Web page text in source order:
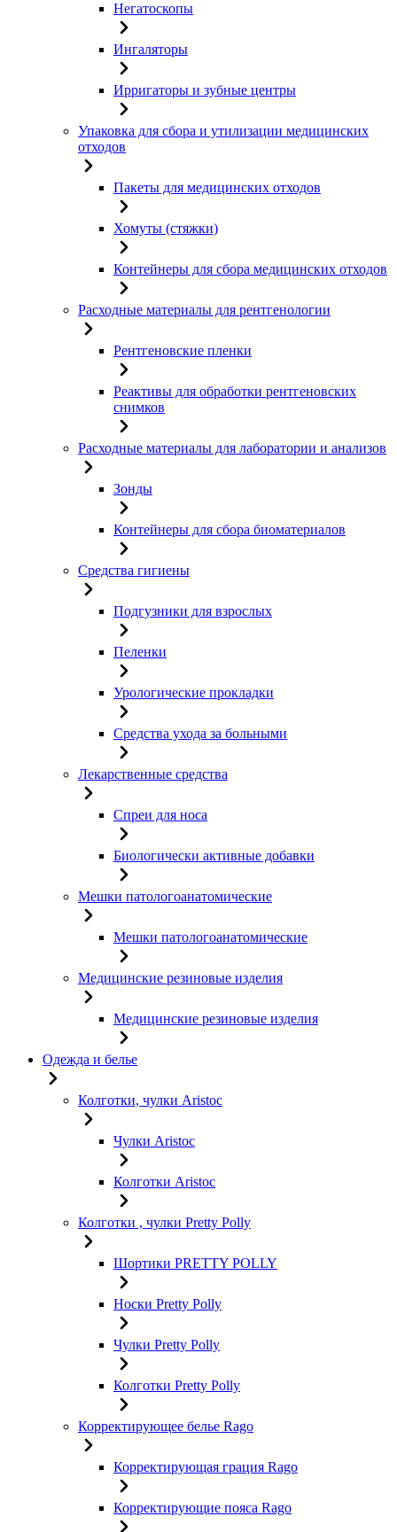
Негатоскопы
Ингаляторы
Ирригаторы и зубные центры
Упаковка для сбора и утилизации медицинских
отходов
Пакеты для медицинских отходов
Хомуты (стяжки)
Контейнеры для сбора медицинских отходов
Расходные материалы для рентгенологии
Рентгеновские пленки
Реактивы для обработки рентгеновских
снимков
Расходные материалы для лаборатории и анализов
Зонды
Контейнеры для сбора биоматериалов
Средства гигиены
Подгузники для взрослых
Пеленки
Урологические прокладки
Средства ухода за больными
Лекарственные средства
Спреи для носа
Биологически активные добавки
Мешки патологоанатомические
Мешки патологоанатомические
Медицинские резиновые изделия
Медицинские резиновые изделия
Одежда и белье
Колготки, чулки Aristoc
Чулки Aristoc
Колготки Aristoc
Колготки , чулки Pretty Polly
Шортики PRETTY POLLY
Носки Pretty Polly
Чулки Pretty Polly
Колготки Pretty Polly
Корректирующее белье Rago
Корректирующая грация Rago
Корректирующие пояса Rago